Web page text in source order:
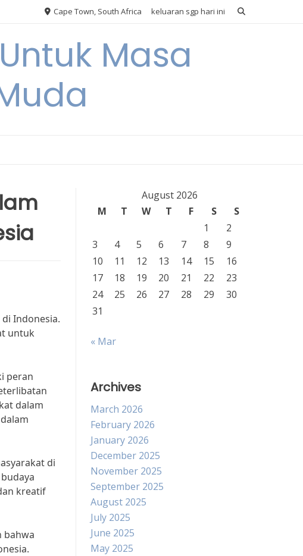
Cape Town, South Africa keluaran sgp hari ini
Masa
Indonesia.
untuk
peran
dalam
di
kreatif
bahwa
August 2026
M
T W T F S
S
1
2
3
4 5 6 7 8
9
10
11 12 13 14 15
16
17
18 19 20 21 22
23
24
25 26 27 28 29
30
31
« Mar
Archives
March 2026
February 2026
January 2026
December 2025
November 2025
September 2025
August 2025
July 2025
June 2025
May 2025